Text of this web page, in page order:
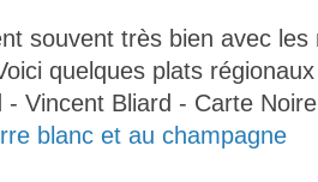
souvent très bien avec
quelques plats
- Vincent Bliard - Carte
blanc et au champagne